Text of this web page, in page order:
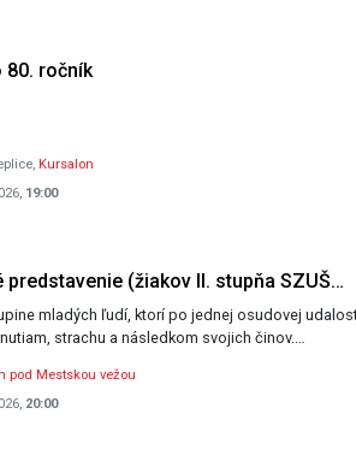
80. ročník
Kursalon
19:00
predstavenie (žiakov II. stupňa SZUŠ…
mladých ľudí, ktorí po jednej osudovej
strachu a následkom svojich činov.…
pod Mestskou vežou
20:00